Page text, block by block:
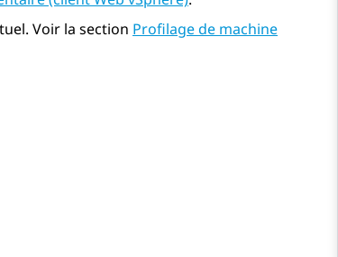
Voir la section Profilage de machine